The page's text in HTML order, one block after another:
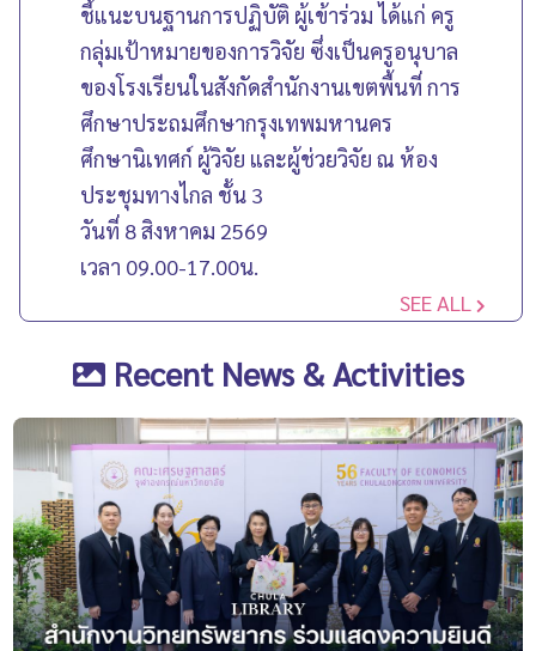
ชี้แนะบนฐานการปฏิบัติ ผู้เข้าร่วม ได้แก่ ครู
กลุ่มเป้าหมายของการวิจัย ซึ่งเป็นครูอนุบาล
ของโรงเรียนในสังกัดสำนักงานเขตพื้นที่ การ
ศึกษาประถมศึกษากรุงเทพมหานคร
ศึกษานิเทศก์ ผู้วิจัย และผู้ช่วยวิจัย ณ ห้อง
ประชุมทางไกล ชั้น 3
วันที่ 8 สิงหาคม 2569
เวลา 09.00-17.00น.
SEE ALL
Recent News & Activities